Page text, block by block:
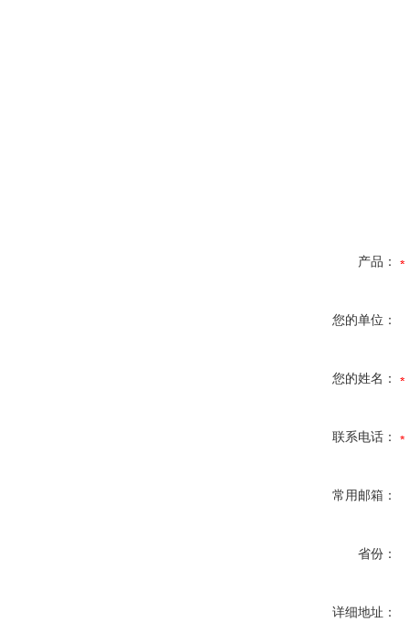
产品：
您的单位：
您的姓名：
联系电话：
常用邮箱：
省份：
详细地址：